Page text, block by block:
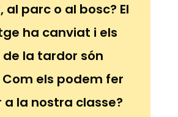
al parc o al bosc? El
ha canviat i els
de la tardor són
els podem fer
la nostra classe?